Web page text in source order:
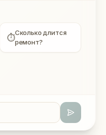
⏱Сколько длится
ремонт?